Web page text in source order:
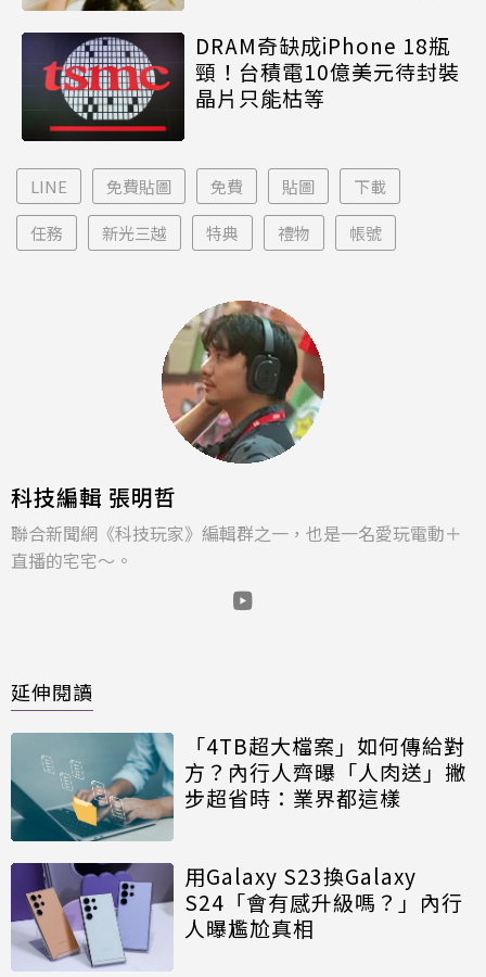
DRAM奇缺成iPhone 18瓶
頸！台積電10億美元待封裝
晶片只能枯等
LINE 免費貼圖 免費 貼圖 下載
任務 新光三越 特典 禮物 帳號
科技編輯 張明哲
聯合新聞網《科技玩家》編輯群之一，也是一名愛玩電動＋
直播的宅宅～。
延伸閱讀
「4TB超大檔案」如何傳給對
方？內行人齊曝「人肉送」撇
步超省時：業界都這樣
用Galaxy S23換Galaxy
S24「會有感升級嗎？」內行
人曝尷尬真相